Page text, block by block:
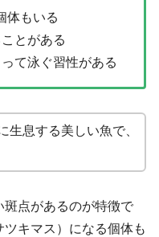
体もいる
とがある
て泳ぐ習性がある
生息する美しい魚で、
斑点があるのが特徴で
キマス）になる個体も